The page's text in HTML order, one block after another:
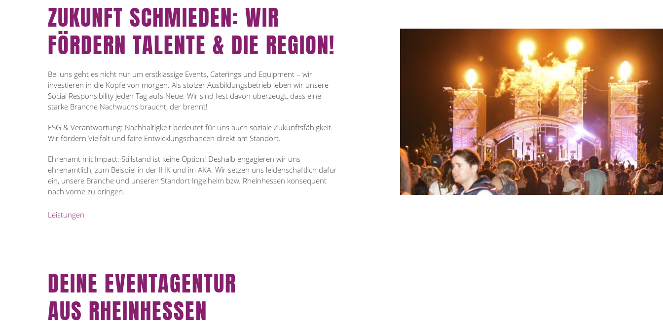
ZUKUNFT SCHMIEDEN: WIR
FÖRDERN TALENTE & DIE REGION!
Bei uns geht es nicht nur um erstklassige Events, Caterings und Equipment – wir
investieren in die Köpfe von morgen. Als stolzer Ausbildungsbetrieb leben wir unsere
Social Responsibility jeden Tag aufs Neue. Wir sind fest davon überzeugt, dass eine
starke Branche Nachwuchs braucht, der brennt!
ESG & Verantwortung: Nachhaltigkeit bedeutet für uns auch soziale Zukunftsfähigkeit.
Wir fördern Vielfalt und faire Entwicklungschancen direkt am Standort.
Ehrenamt mit Impact: Stillstand ist keine Option! Deshalb engagieren wir uns
ehrenamtlich, zum Beispiel in der IHK und im AKA. Wir setzen uns leidenschaftlich dafür
ein, unsere Branche und unseren Standort Ingelheim bzw. Rheinhessen konsequent
nach vorne zu bringen.
Leistungen
DEINE EVENTAGENTUR
AUS RHEINHESSEN